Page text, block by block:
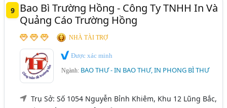
9
Bao Bì Trường Hồng - Công Ty TNHH In Và
Quảng Cáo Trường Hồng
NHÀ TÀI TRỢ
Được xác minh
Ngành: BAO THƯ - IN BAO THƯ, IN PHONG BÌ THƯ
Trụ Sở: Số 1054 Nguyễn Bỉnh Khiêm, Khu 12 Lũng Bắc,